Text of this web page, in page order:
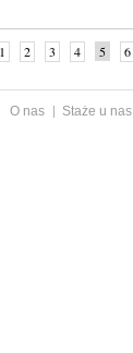
1 2 3 4 5 6
O nas Staże u nas